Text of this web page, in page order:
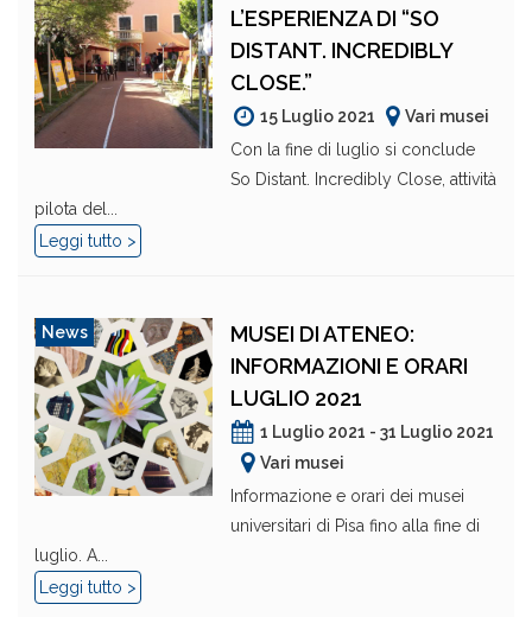
L’ESPERIENZA DI “SO
DISTANT. INCREDIBLY
CLOSE.”
15 Luglio 2021
Vari musei
Con la fine di luglio si conclude
So Distant. Incredibly Close, attività
pilota del...
Leggi tutto >
News
MUSEI DI ATENEO:
INFORMAZIONI E ORARI
LUGLIO 2021
1 Luglio 2021 - 31 Luglio 2021
Vari musei
Informazione e orari dei musei
universitari di Pisa fino alla fine di
luglio. A...
Leggi tutto >